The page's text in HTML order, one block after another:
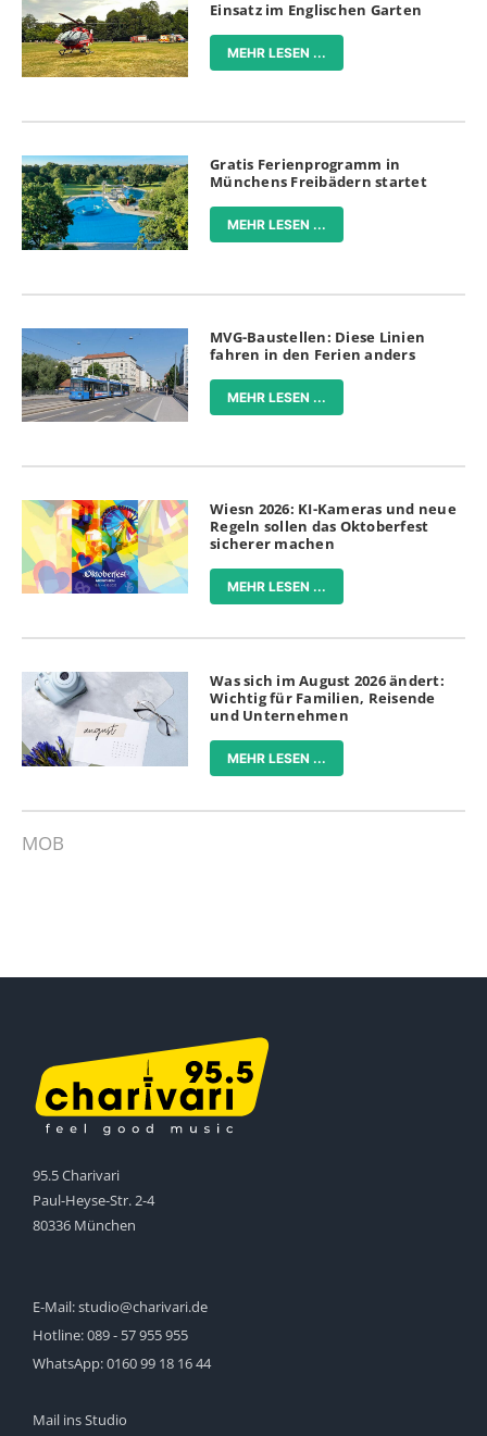
Einsatz im Englischen Garten
MEHR LESEN ...
Gratis Ferienprogramm in
Münchens Freibädern startet
MEHR LESEN ...
MVG-Baustellen: Diese Linien
fahren in den Ferien anders
MEHR LESEN ...
Wiesn 2026: KI-Kameras und neue
Regeln sollen das Oktoberfest
sicherer machen
MEHR LESEN ...
Was sich im August 2026 ändert:
Wichtig für Familien, Reisende
und Unternehmen
MEHR LESEN ...
MOB
95.5 Charivari
Paul-Heyse-Str. 2-4
80336 München
E-Mail:studio@charivari.de
Hotline:089 - 57 955 955
WhatsApp:0160 99 18 16 44
Mail ins Studio